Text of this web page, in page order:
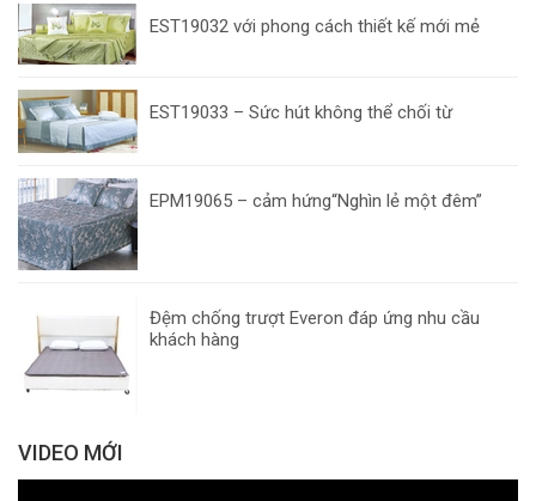
EST19032 với phong cách thiết kế mới mẻ
EST19033 – Sức hút không thể chối từ
EPM19065 – cảm hứng“Nghìn lẻ một đêm”
Đệm chống trượt Everon đáp ứng nhu cầu
khách hàng
VIDEO MỚI